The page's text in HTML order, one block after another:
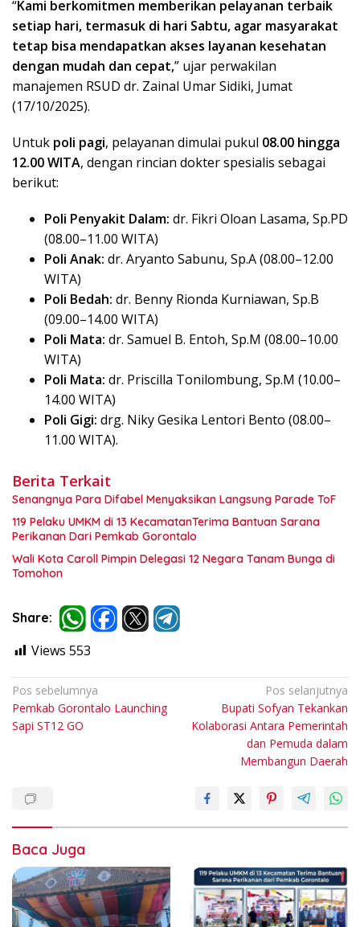
“Kami berkomitmen memberikan pelayanan terbaik
setiap hari, termasuk di hari Sabtu, agar masyarakat
tetap bisa mendapatkan akses layanan kesehatan
dengan mudah dan cepat,” ujar perwakilan
manajemen RSUD dr. Zainal Umar Sidiki, Jumat
(17/10/2025).
Untuk poli pagi, pelayanan dimulai pukul 08.00 hingga
12.00 WITA, dengan rincian dokter spesialis sebagai
berikut:
Poli Penyakit Dalam: dr. Fikri Oloan Lasama, Sp.PD
(08.00–11.00 WITA)
Poli Anak: dr. Aryanto Sabunu, Sp.A (08.00–12.00
WITA)
Poli Bedah: dr. Benny Rionda Kurniawan, Sp.B
(09.00–14.00 WITA)
Poli Mata: dr. Samuel B. Entoh, Sp.M (08.00–10.00
WITA)
Poli Mata: dr. Priscilla Tonilombung, Sp.M (10.00–
14.00 WITA)
Poli Gigi: drg. Niky Gesika Lentori Bento (08.00–
11.00 WITA).
Berita Terkait
Senangnya Para Difabel Menyaksikan Langsung Parade ToF
119 Pelaku UMKM di 13 KecamatanTerima Bantuan Sarana
Perikanan Dari Pemkab Gorontalo
Wali Kota Caroll Pimpin Delegasi 12 Negara Tanam Bunga di
Tomohon
Share:
Views 553
Navigasi
pos
Pos sebelumnya
Pemkab Gorontalo Launching
Sapi ST12 GO
Pos selanjutnya
Bupati Sofyan Tekankan
Kolaborasi Antara Pemerintah
dan Pemuda dalam
Membangun Daerah
Baca Juga